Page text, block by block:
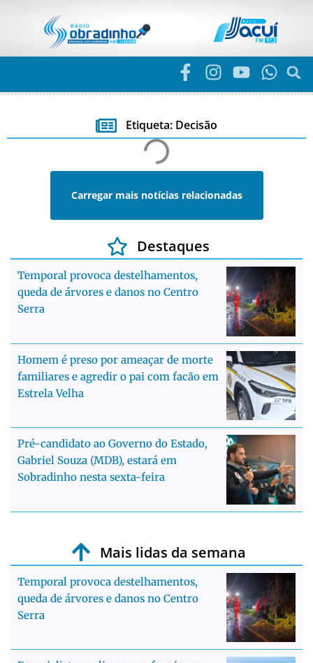
Etiqueta: Decisão
Carregar mais notícias relacionadas
Destaques
Temporal provoca destelhamentos,
queda de árvores e danos no Centro
Serra
Homem é preso por ameaçar de morte
familiares e agredir o pai com facão em
Estrela Velha
Pré-candidato ao Governo do Estado,
Gabriel Souza (MDB), estará em
Sobradinho nesta sexta-feira
Mais lidas da semana
Temporal provoca destelhamentos,
queda de árvores e danos no Centro
Serra